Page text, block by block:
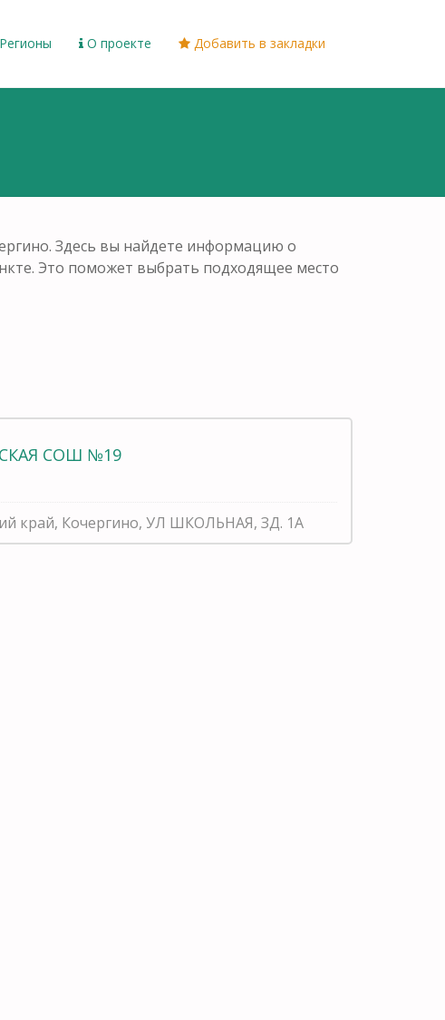
Регионы О проекте Добавить в закладки
Здесь вы найдете информацию о
Это поможет выбрать подходящее место
СОШ №19
край, Кочергино, УЛ ШКОЛЬНАЯ, ЗД. 1А